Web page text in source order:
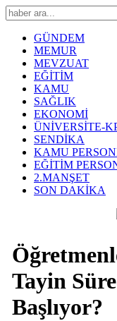
GÜNDEM
MEMUR
MEVZUAT
EĞİTİM
KAMU
SAĞLIK
EKONOMİ
ÜNİVERSİTE-
SENDİKA
KAMU
EĞİTİM
2.MANŞET
SON DAKİKA
Tayin
Başlıyor?